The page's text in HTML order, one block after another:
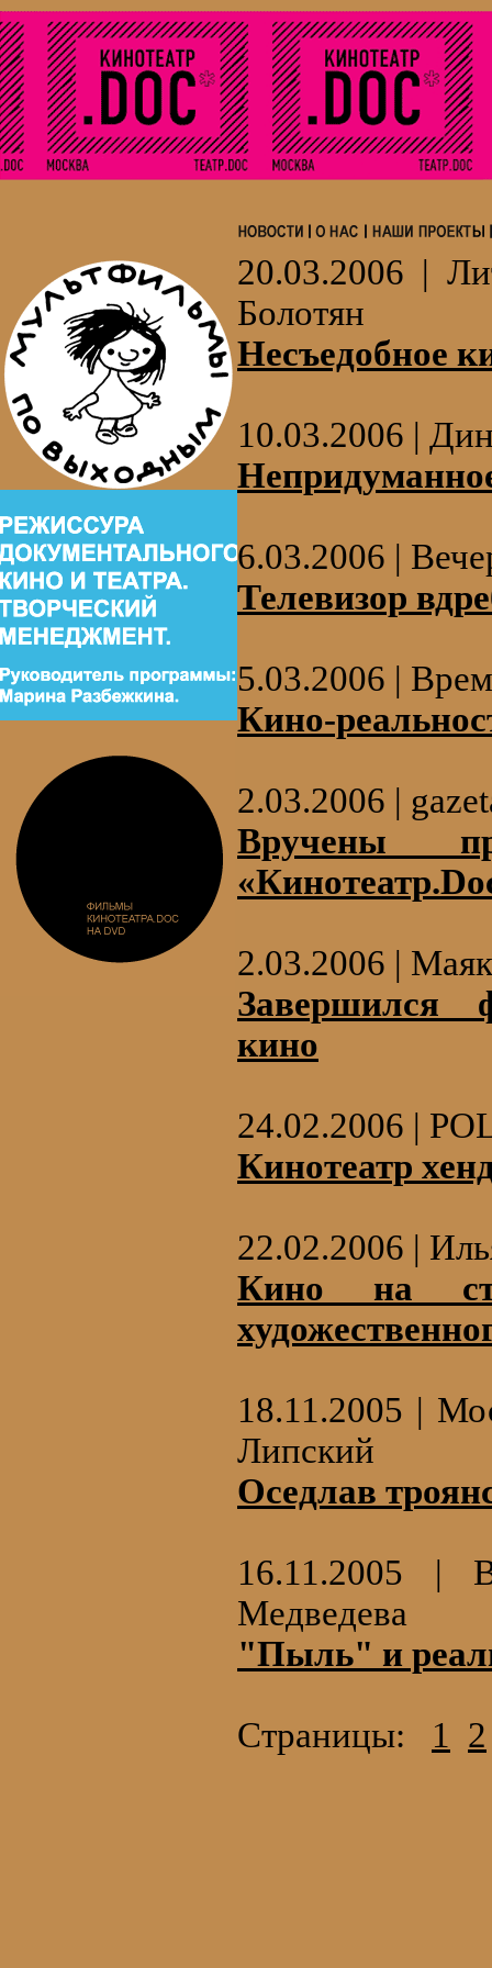
20.03.2006 |
Болотян
Несъедобное
10.03.2006 |
6.03.2006 |
Телевизор
5.03.2006 |
Кино-
2.03.2006 |
Вручены
2.03.2006 |
Завершился
кино
24.02.2006 |
Кинотеатр
22.02.2006 |
Кино на
18.11.2005 |
Липский
Оседлав
16.11.2005 |
Медведева
"Пыль" и
Страницы: 1 2